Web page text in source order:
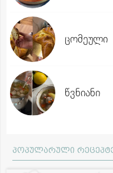
ცომეული
წვნიანი
პოპულარული